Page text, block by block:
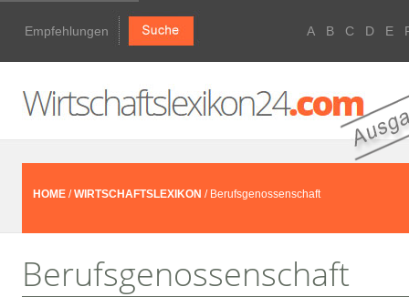
Empfehlungen A B C D E
HOME /WIRTSCHAFTSLEXIKON / Berufsgenossenschaft
Berufsgenossenschaft